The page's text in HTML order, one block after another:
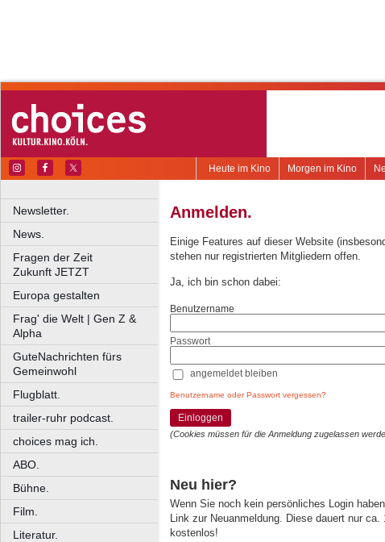
Morgen im Kino
Heute im Kino
Newsletter.
News.
Fragen der Zeit
Zukunft JETZT
Europa gestalten
Frag' die Welt | Gen Z &
Alpha
GuteNachrichten fürs
Gemeinwohl
Flugblatt.
trailer-ruhr podcast.
choices mag ich.
ABO.
Bühne.
Film.
Literatur.
Anmelden.
Einige Features auf dieser Website
stehen nur registrierten Mitgliedern offen.
Ja, ich bin schon dabei:
Benutzername
Passwort
angemeldet bleiben
Benutzername oder Passwort vergessen?
Einloggen
(Cookies müssen für die Anmeldung zugelassen
Neu hier?
Wenn Sie noch kein persönliches Login
Link zur Neuanmeldung. Diese dauert nur
kostenlos!